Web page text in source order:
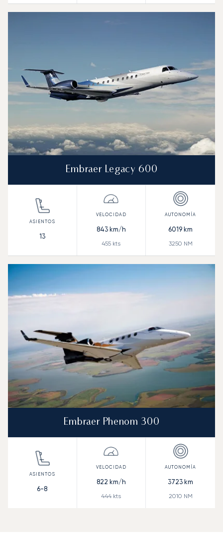
Embraer Legacy 600
13
843km/h
455 kts
6019 km
3250 NM
Embraer Phenom 300
6-8
822 km/h
444 kts
3723 km
2010 NM